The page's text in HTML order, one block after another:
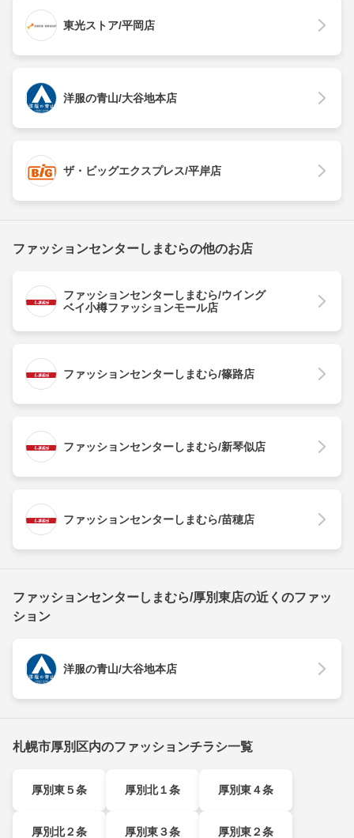
東光ストア/平岡店
洋服の青山/大谷地本店
ザ・ビッグエクスプレス/平岸店
ファッションセンターしまむらの他のお店
ファッションセンターしまむら/ウイング
ベイ小樽ファッションモール店
ファッションセンターしまむら/篠路店
ファッションセンターしまむら/新琴似店
ファッションセンターしまむら/苗穂店
ファッションセンターしまむら/厚別東店の近くのファッ
ション
洋服の青山/大谷地本店
札幌市厚別区内のファッションチラシ一覧
厚別東５条 厚別北１条 厚別東４条
厚別北２条 厚別東３条 厚別東２条